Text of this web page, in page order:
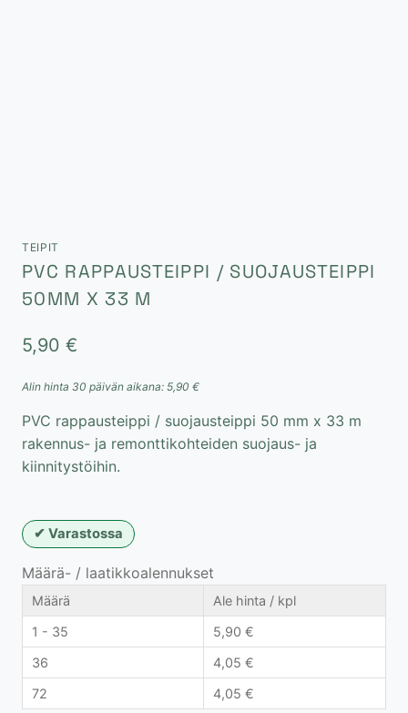
TEIPIT
PVC RAPPAUSTEIPPI / SUOJAUSTEIPPI
50MM X 33 M
5,90 €
Alin hinta 30 päivän aikana: 5,90 €
PVC rappausteippi / suojausteippi 50 mm x 33 m
rakennus- ja remonttikohteiden suojaus- ja
kiinnitystöihin.
Varastossa
Määrä- / laatikkoalennukset
Määrä
Ale hinta / kpl
1 - 35
5,90 €
36
4,05 €
72
4,05 €